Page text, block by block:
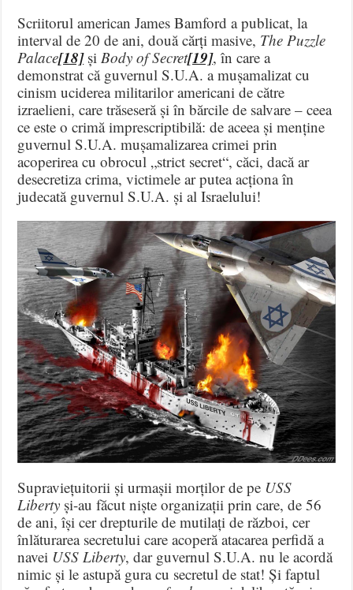
Scriitorul american James Bamford a publicat, la
interval de 20 de ani, două cărți masive, The Puzzle
Palace[18]și Body of Secret[19], în care a
demonstrat că guvernul S.U.A. a mușamalizat cu
cinism uciderea militarilor americani de către
izraelieni, care trăseseră și în bărcile de salvare – ceea
ce este o crimă imprescriptibilă: de aceea și menține
guvernul S.U.A. mușamalizarea crimei prin
acoperirea cu obrocul „strict secret“, căci, dacă ar
desecretiza crima, victimele ar putea acționa în
judecată guvernul S.U.A. și al Israelului!
Supraviețuitorii și urmașii morților de pe USS
Liberty și-au făcut niște organizații prin care, de 56
de ani, își cer drepturile de mutilați de război, cer
înlăturarea secretului care acoperă atacarea perfidă a
navei USS Liberty, dar guvernul S.U.A. nu le acordă
nimic și le astupă gura cu secretul de stat! Și faptul